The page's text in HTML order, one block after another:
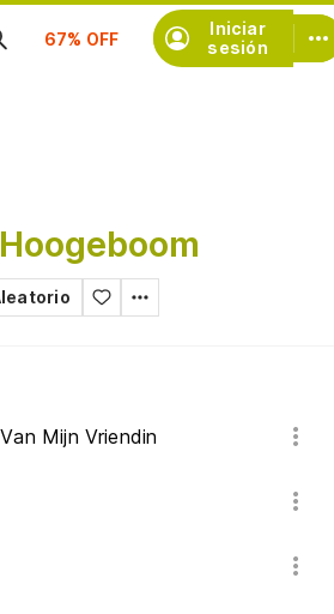
Iniciar
sesión
Suscríbete
Mijn Vriendin